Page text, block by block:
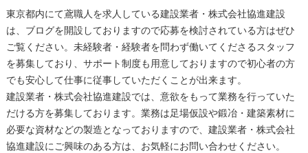
東京都内にて鳶職人を求人している建設業者・株式会社協進建設
は、ブログを開設しておりますので応募を検討されている方はぜひ
ご覧ください。未経験者・経験者を問わず働いてくださるスタッフ
を募集しており、サポート制度も用意しておりますので初心者の方
でも安心して仕事に従事していただくことが出来ます。
建設業者・株式会社協進建設では、意欲をもって業務を行っていた
だける方を募集しております。業務は足場仮設や鍛冶・建築素材に
必要な資材などの製造となっておりますので、建設業者・株式会社
協進建設にご興味のある方は、お気軽にお問い合わせください。